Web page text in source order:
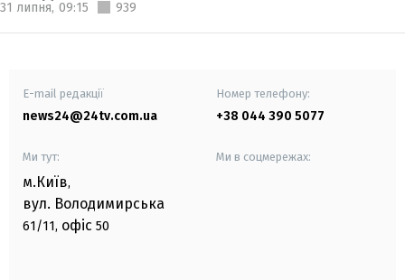
31 липня, 09:15 939
E-mail редакції
news24@24tv.com.ua
Номер телефону:
+38 044 390 5077
Ми тут:
м.Київ,
вул. Володимирська
61/11, офіс 50
Ми в соцмережах: